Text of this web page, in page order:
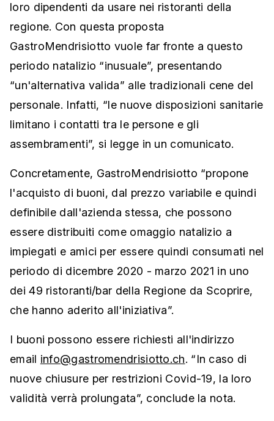
loro dipendenti da usare nei ristoranti della
regione. Con questa proposta
GastroMendrisiotto vuole far fronte a questo
periodo natalizio “inusuale”, presentando
“un'alternativa valida” alle tradizionali cene del
personale. Infatti, “le nuove disposizioni sanitarie
limitano i contatti tra le persone e gli
assembramenti”, si legge in un comunicato.
Concretamente, GastroMendrisiotto “propone
l'acquisto di buoni, dal prezzo variabile e quindi
definibile dall'azienda stessa, che possono
essere distribuiti come omaggio natalizio a
impiegati e amici per essere quindi consumati nel
periodo di dicembre 2020 - marzo 2021 in uno
dei 49 ristoranti/bar della Regione da Scoprire,
che hanno aderito all'iniziativa”.
I buoni possono essere richiesti all'indirizzo
email info@gastromendrisiotto.ch. “In caso di
nuove chiusure per restrizioni Covid-19, la loro
validità verrà prolungata”, conclude la nota.